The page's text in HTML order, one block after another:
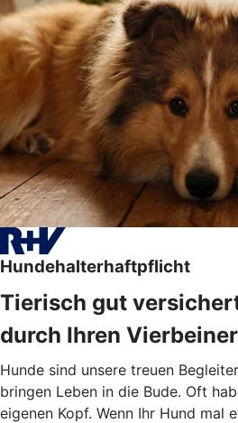
Hundehalterhaftpflicht
Tierisch gut
durch Ihren Vierbeiner
Hunde sind unsere treuen
bringen Leben in die Bude. Oft
eigenen Kopf. Wenn Ihr Hund mal